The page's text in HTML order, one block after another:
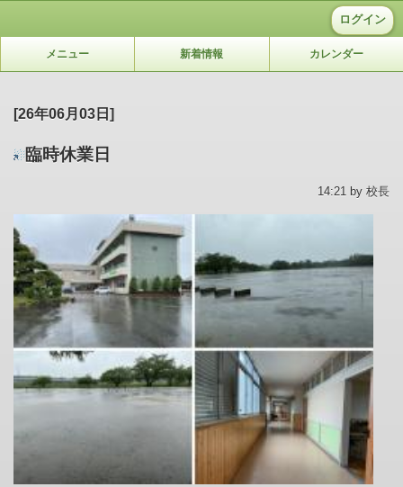
ログイン
メニュー 新着情報 カレンダー
[26年06月03日]
臨時休業日
14:21 by 校長